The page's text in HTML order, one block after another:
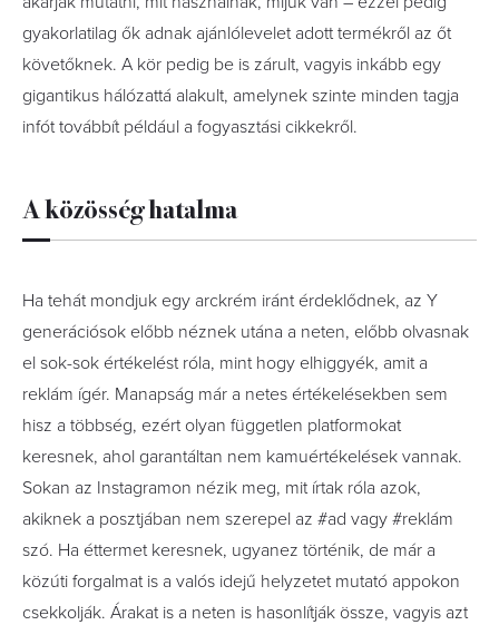
gyakorlatilag ők adnak ajánlólevelet adott termékről az őt
követőknek. A kör pedig be is zárult, vagyis inkább egy
gigantikus hálózattá alakult, amelynek szinte minden tagja
infót továbbít például a fogyasztási cikkekről.
A közösség hatalma
Ha tehát mondjuk egy arckrém iránt érdeklődnek, az Y
generációsok előbb néznek utána a neten, előbb olvasnak
el sok-sok értékelést róla, mint hogy elhiggyék, amit a
reklám ígér. Manapság már a netes értékelésekben sem
hisz a többség, ezért olyan független platformokat
keresnek, ahol garantáltan nem kamuértékelések vannak.
Sokan az Instagramon nézik meg, mit írtak róla azok,
akiknek a posztjában nem szerepel az #ad vagy #reklám
szó. Ha éttermet keresnek, ugyanez történik, de már a
közúti forgalmat is a valós idejű helyzetet mutató appokon
csekkolják. Árakat is a neten is hasonlítják össze, vagyis azt